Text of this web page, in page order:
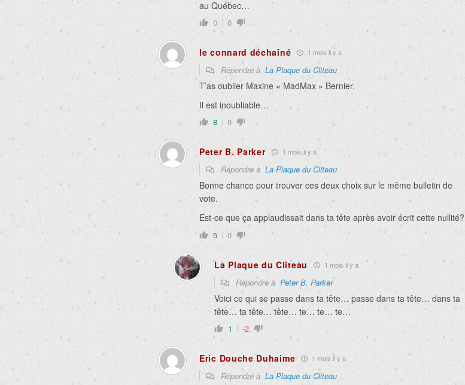
au Québec…
0 0
le connard déchaîné 1 mois il y a
Répondre à La Plaque du Cliteau
T’as oublier Maxine « MadMax » Bernier.
Il est inoubliable…
8 0
Peter B. Parker 1 mois il y a
Répondre à La Plaque du Cliteau
Bonne chance pour trouver ces deux choix sur le même bulletin de
vote.
Est-ce que ça applaudissait dans ta tête après avoir écrit cette nullité?
5 0
La Plaque du Cliteau 1 mois il y a
Répondre à Peter B. Parker
Voici ce qui se passe dans ta tête… passe dans ta tête… dans ta
tête… ta tête… tête… te… te… te…
1 -2
Eric Douche Duhaime 1 mois il y a
Répondre à La Plaque du Cliteau